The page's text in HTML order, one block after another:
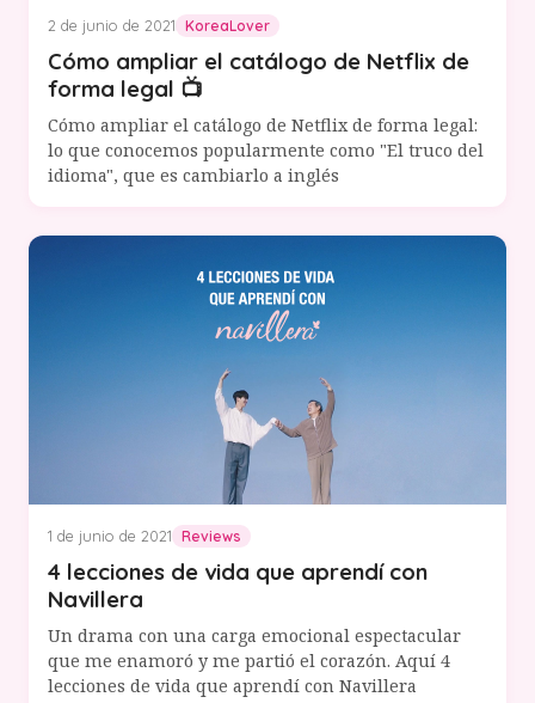
2 de junio de 2021 KoreaLover
Cómo ampliar el catálogo de Netflix de
forma legal 📺
Cómo ampliar el catálogo de Netflix de forma legal:
lo que conocemos popularmente como "El truco del
idioma", que es cambiarlo a inglés
1 de junio de 2021 Reviews
4 lecciones de vida que aprendí con
Navillera
Un drama con una carga emocional espectacular
que me enamoró y me partió el corazón. Aquí 4
lecciones de vida que aprendí con Navillera